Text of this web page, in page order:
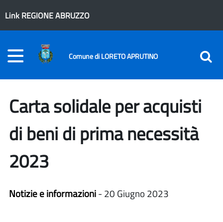
Link REGIONE ABRUZZO
Comune di LORETO APRUTINO
Carta solidale per acquisti
di beni di prima necessità
2023
Notizie e informazioni- 20 Giugno 2023